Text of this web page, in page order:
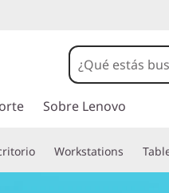
Sobre Lenovo
Workstations